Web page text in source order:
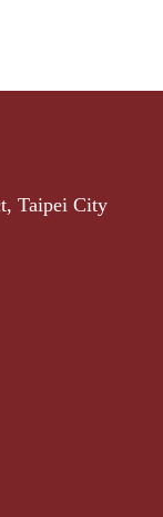
Taipei City